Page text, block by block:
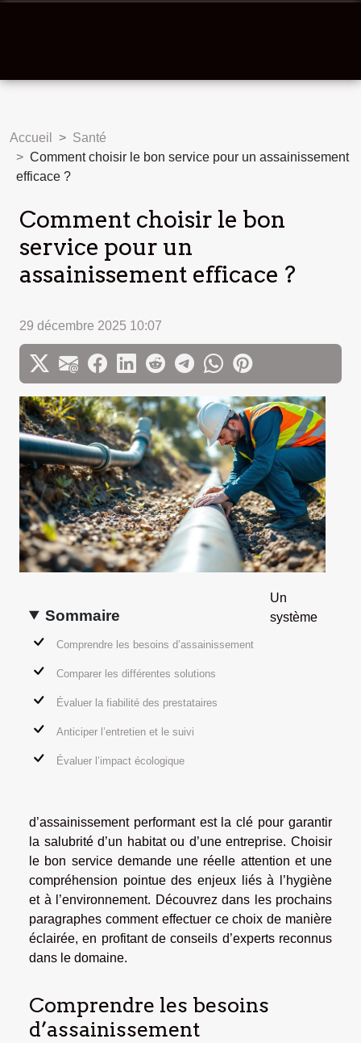
Accueil
Santé
Comment choisir le bon service pour un assainissement
efficace ?
Comment choisir le bon
service pour un
assainissement efficace ?
29 décembre 2025 10:07
Sommaire
Comprendre les besoins d’assainissement
Comparer les différentes solutions
Évaluer la fiabilité des prestataires
Anticiper l’entretien et le suivi
Évaluer l’impact écologique
Un
système
d’assainissement performant est la clé pour garantir
la salubrité d’un habitat ou d’une entreprise. Choisir
le bon service demande une réelle attention et une
compréhension pointue des enjeux liés à l’hygiène
et à l’environnement. Découvrez dans les prochains
paragraphes comment effectuer ce choix de manière
éclairée, en profitant de conseils d’experts reconnus
dans le domaine.
Comprendre les besoins
d’assainissement